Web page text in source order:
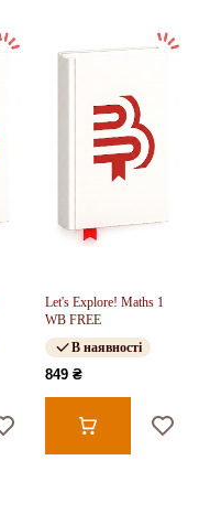
Let's Explore! Maths 1
WB FREE
В наявності
849 ₴